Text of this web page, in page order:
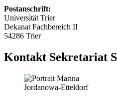
Postanschrift:
Universität Trier
Dekanat Fachbereich II
54286 Trier
Kontakt Sekretariat